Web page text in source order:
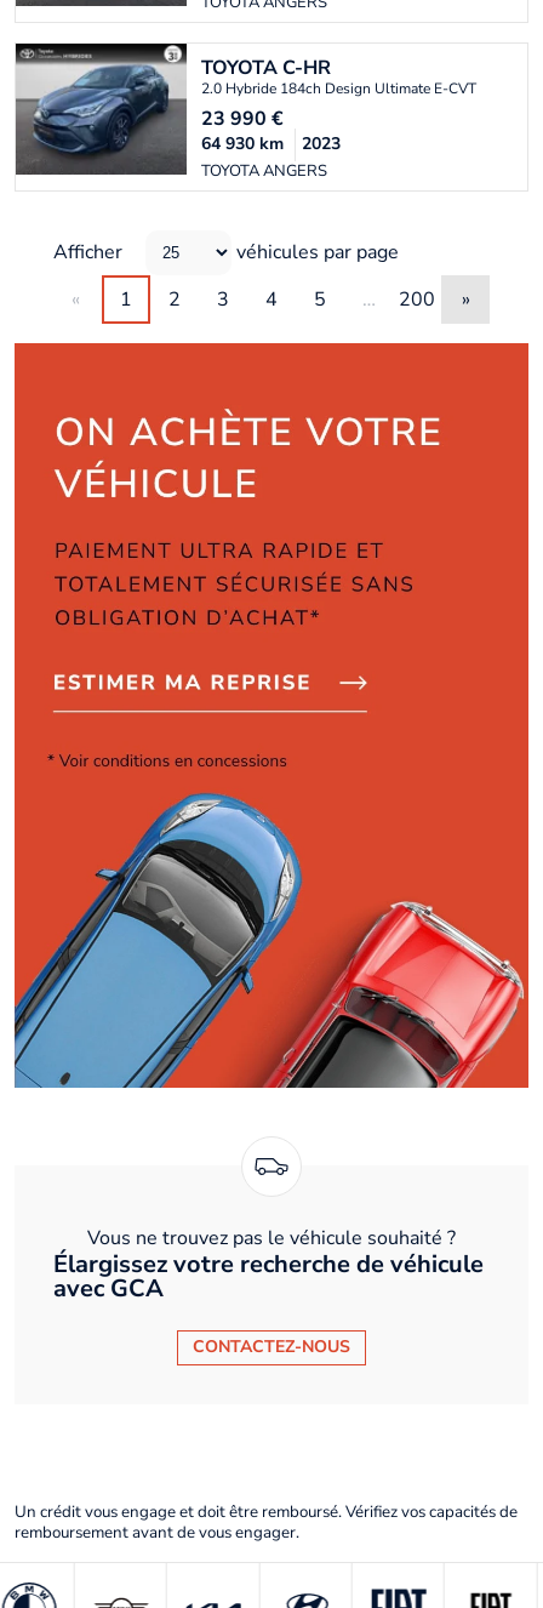
TOYOTAC-HR
2.0 Hybride 184ch Design Ultimate E-CVT
23 990 €
TOYOTA ANGERS
64 930 km 2023
Afficher
véhicules par page
«
1 2 3 4 5 … 200 »
Vous ne trouvez pas le véhicule souhaité ?
Élargissez votre recherche de véhicule
avec GCA
CONTACTEZ-NOUS
Un crédit vous engage et doit être remboursé. Vérifiez vos capacités de
remboursement avant de vous engager.